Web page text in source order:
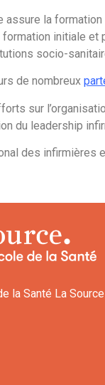
assure la
formation initiale
socio-
de nombreux
sur
du leadership
des infirmières
la Santé La Source